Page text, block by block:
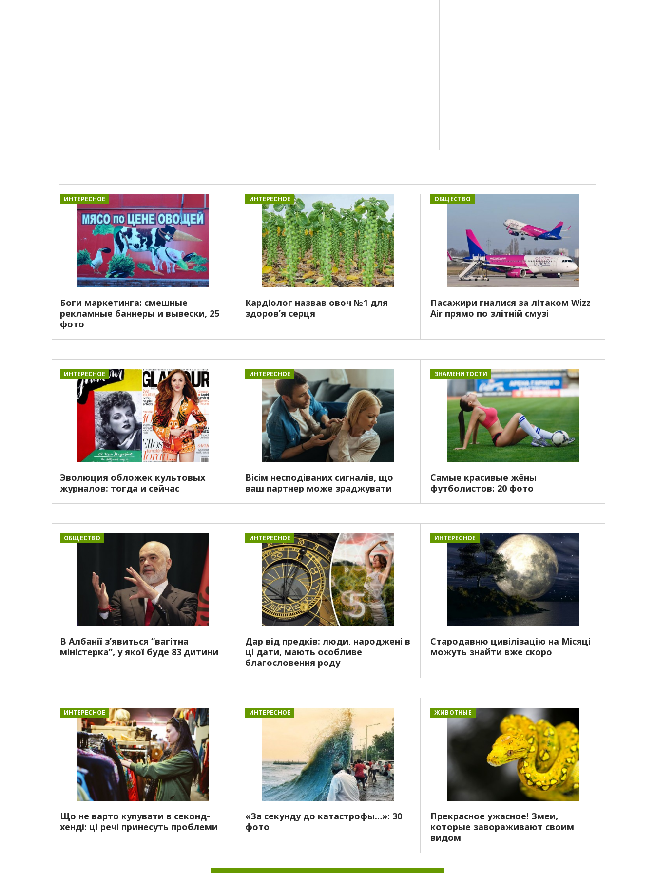
ИНТЕРЕСНОЕ
Боги маркетинга: смешные
рекламные баннеры и вывески, 25
фото
ИНТЕРЕСНОЕ
Кардіолог назвав овоч №1 для
здоров’я серця
ОБЩЕСТВО
Пасажири гналися за літаком Wizz
Air прямо по злітній смузі
ИНТЕРЕСНОЕ
Эволюция обложек культовых
журналов: тогда и сейчас
ИНТЕРЕСНОЕ
Вісім несподіваних сигналів, що
ваш партнер може зраджувати
ЗНАМЕНИТОСТИ
Самые красивые жёны
футболистов: 20 фото
ОБЩЕСТВО
В Албанії з’явиться “вагітна
міністерка”, у якої буде 83 дитини
ИНТЕРЕСНОЕ
Дар від предків: люди, народжені в
ці дати, мають особливе
благословення роду
ИНТЕРЕСНОЕ
Стародавню цивілізацію на Місяці
можуть знайти вже скоро
ИНТЕРЕСНОЕ
Що не варто купувати в секонд-
хенді: ці речі принесуть проблеми
ИНТЕРЕСНОЕ
«За секунду до катастрофы…»: 30
фото
ЖИВОТНЫЕ
Прекрасное ужасное! Змеи,
которые завораживают своим
видом